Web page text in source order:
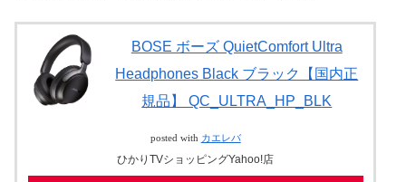
BOSE ボーズ QuietComfort Ultra
Headphones Black ブラック【国内正
規品】 QC_ULTRA_HP_BLK
posted with カエレバ
ひかりTVショッピングYahoo!店